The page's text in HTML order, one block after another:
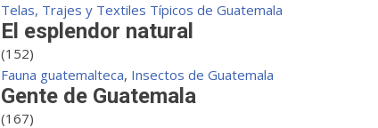
Telas, Trajes y Textiles Típicos de Guatemala
El esplendor natural
(152)
Fauna guatemalteca, Insectos de Guatemala
Gente de Guatemala
(167)